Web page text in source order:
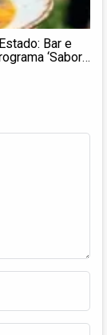
Bar e
‘Sabor